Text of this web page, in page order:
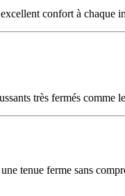
confort à chaque
très fermés comme
tenue ferme sans